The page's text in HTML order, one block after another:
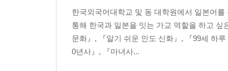
한국외국어대학교 및 동 대학원에서 일본어
통해 한국과 일본을 잇는 가교 역할을 하고
문화』, 『알기 쉬운 인도 신화』, 『99세 하
0년사』, 『마녀사...